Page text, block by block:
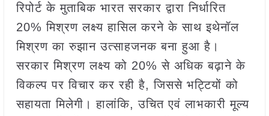
रिपोर्ट के मुताबिक भारत सरकार द्वारा निर्धारित
20% मिश्रण लक्ष्य हासिल करने के साथ इथेनॉल
मिश्रण का रुझान उत्साहजनक बना हुआ है।
सरकार मिश्रण लक्ष्य को 20% से अधिक बढ़ाने के
विकल्प पर विचार कर रही है, जिससे भट्टियों को
सहायता मिलेगी। हालांकि, उचित एवं लाभकारी मूल्य